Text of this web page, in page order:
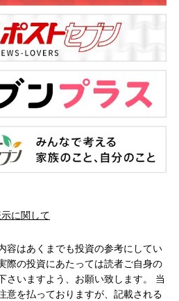
に関して
容はあくまでも投資の参考にしてい
際の投資にあたっては読者ご自身の
さいますよう、お願い致します。 当
意を払っておりますが、記載される